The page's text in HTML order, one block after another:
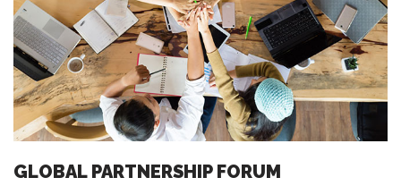
GLOBAL PARTNERSHIP FORUM